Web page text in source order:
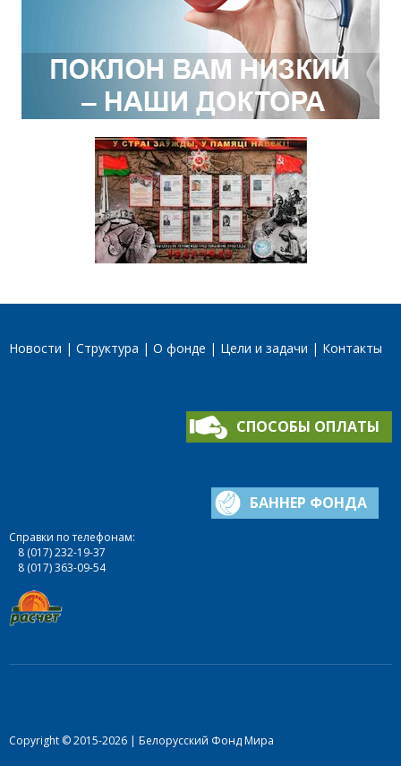
Новости Структура О фонде Цели и задачи Контакты
СПОСОБЫ ОПЛАТЫ
БАННЕР ФОНДА
Справки по телефонам:
8 (017) 232-19-37
8 (017) 363-09-54
Copyright © 2015-2026 | Белорусский Фонд Мира